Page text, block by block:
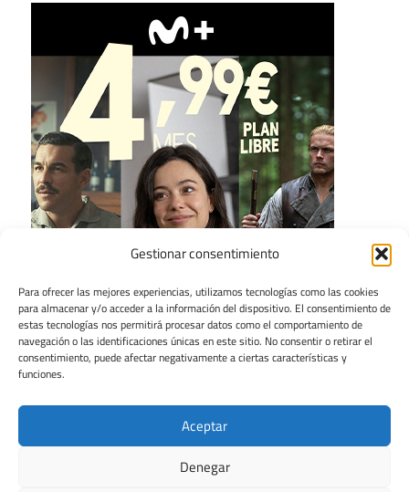
Gestionar consentimiento
Para ofrecer las mejores experiencias, utilizamos tecnologías como las cookies
para almacenar y/o acceder a la información del dispositivo. El consentimiento de
estas tecnologías nos permitirá procesar datos como el comportamiento de
navegación o las identificaciones únicas en este sitio. No consentir o retirar el
consentimiento, puede afectar negativamente a ciertas características y
funciones.
Aceptar
Denegar